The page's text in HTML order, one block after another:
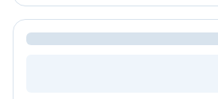
Ceai
Bacanie